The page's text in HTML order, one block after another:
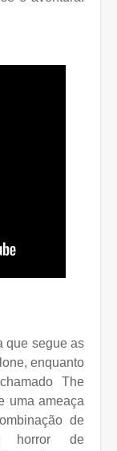
que segue as
enquanto
The
uma ameaça
de
e horror de